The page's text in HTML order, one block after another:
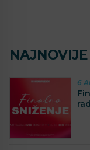
NAJNOVIJE
6